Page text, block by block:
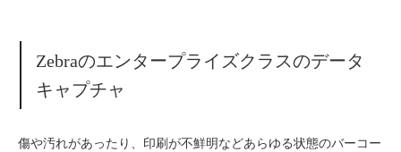
Zebraのエンタープライズクラスのデータ
キャプチャ
傷や汚れがあったり、印刷が不鮮明などあらゆる状態のバーコー